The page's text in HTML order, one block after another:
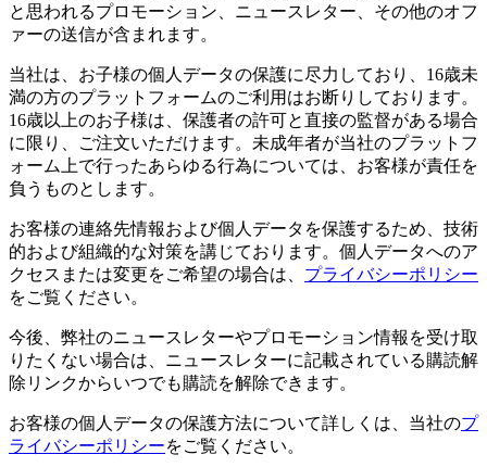
と思われるプロモーション、ニュースレター、その他のオフ
ァーの送信が含まれます。
当社は、お子様の個人データの保護に尽力しており、16歳未
満の方のプラットフォームのご利用はお断りしております。
16歳以上のお子様は、保護者の許可と直接の監督がある場合
に限り、ご注文いただけます。未成年者が当社のプラットフ
ォーム上で行ったあらゆる行為については、お客様が責任を
負うものとします。
お客様の連絡先情報および個人データを保護するため、技術
的および組織的な対策を講じております。個人データへのア
クセスまたは変更をご希望の場合は、 プライバシーポリシー
をご覧ください。
今後、弊社のニュースレターやプロモーション情報を受け取
りたくない場合は、ニュースレターに記載されている購読解
除リンクからいつでも購読を解除できます。
お客様の個人データの保護方法について詳しくは、当社のプ
ライバシーポリシーをご覧ください。